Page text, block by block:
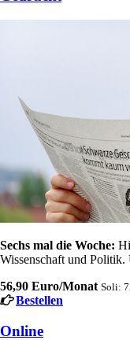
Sechs mal die Woche:
Wissenschaft und Politik.
56,90 Euro/Monat Soli:
Bestellen
Online